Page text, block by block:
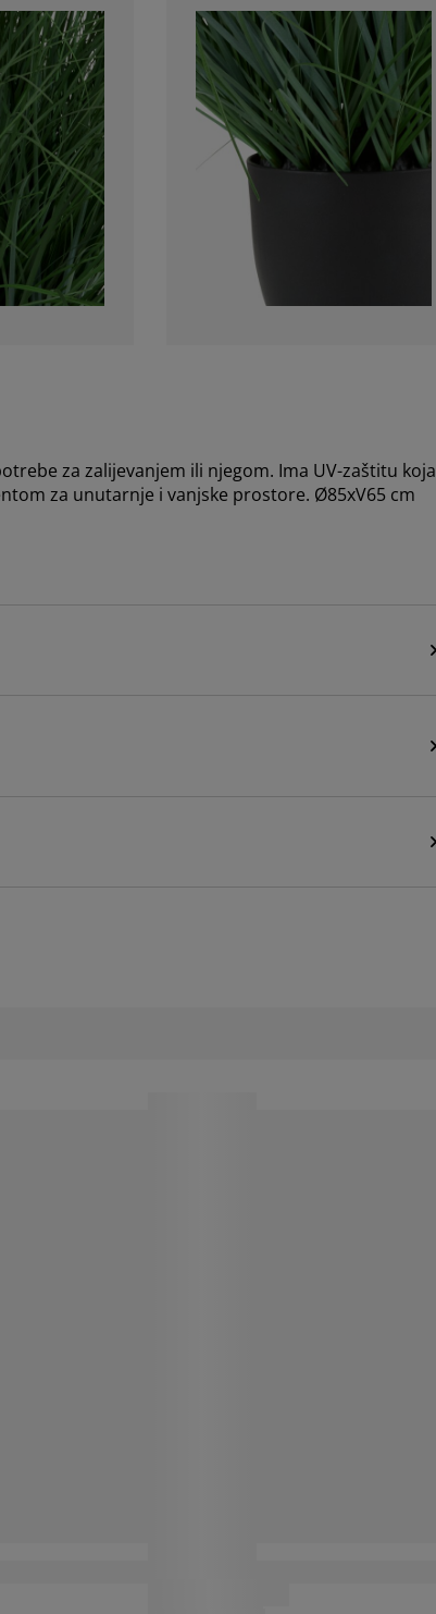
za zalijevanjem ili njegom. Ima UV-zaštitu koja
za unutarnje i vanjske prostore. Ø85xV65 cm